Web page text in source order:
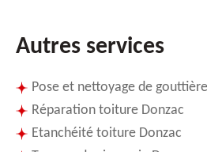
Autres services
Pose et nettoyage de
Réparation toiture Donzac
Etanchéité toiture Donzac